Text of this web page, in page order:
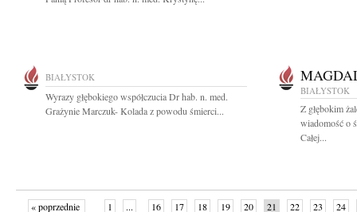
BIAŁYSTOK
Wyrazy głębokiego współczucia Dr hab. n. med.
Grażynie Marczuk- Kolada z powodu śmierci...
BIAŁYSTOK
Z głębokim
wiadomość o
Całej...
« poprzednie 1 ... 16 17 18 19 20 21 22 23 24